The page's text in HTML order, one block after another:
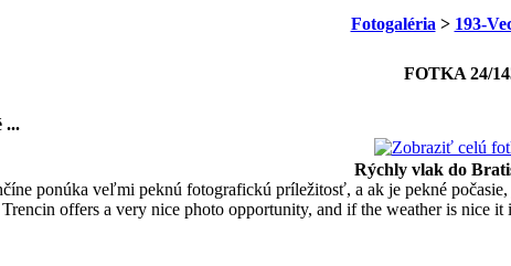
Fotogaléria > 193-
FOTKA 24/
...
Rýchly vlak do
ponúka veľmi peknú fotografickú príležitosť, a ak je pekné
offers a very nice photo opportunity, and if the weather is nice